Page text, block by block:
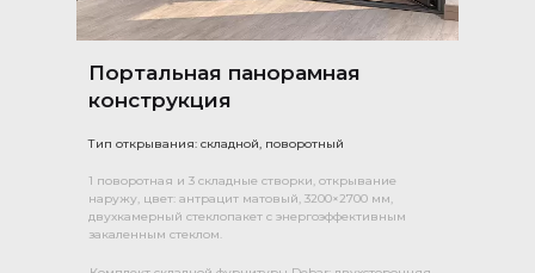
Портальная панорамная
конструкция
Тип открывания: складной, поворотный
1 поворотная и 3 складные створки, открывание
наружу, цвет: антрацит матовый, 3200×2700 мм,
двухкамерный стеклопакет с энергоэффективным
закаленным стеклом.